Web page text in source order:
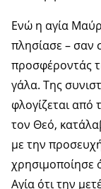
Ενώ η αγία
πλησίασε – σαν
προσφέροντάς
γάλα. Της
φλογίζεται
τον Θεό,
με την
χρησιμοποίησε
Αγία ότι την